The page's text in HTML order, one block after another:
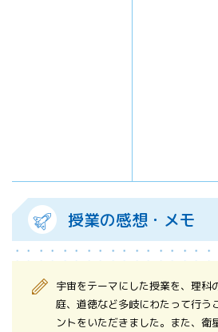
授業の感想・メモ
宇宙をテーマにした授業を、理科
庭、道徳など多岐にわたって行う
ントをいただきました。また、衛